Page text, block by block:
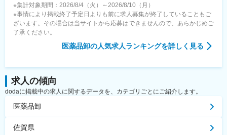
※集計対象期間：2026/8/4（火）～2026/8/10（月）
※事情により掲載終了予定日よりも前に求人募集が終了していることもご
ざいます。その場合は当サイトから応募はできませんので、あらかじめご
了承ください。
医薬品卸の人気求人ランキングを詳しく見る
求人の傾向
dodaに掲載中の求人に関するデータを、カテゴリごとにご紹介します。
医薬品卸
佐賀県